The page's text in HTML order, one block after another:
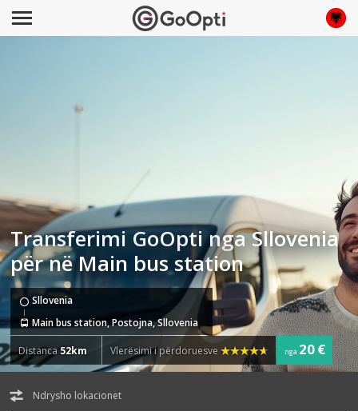
Transferimi GoOpti nga Sllovenia
për në Main bus station
Sllovenia
Main bus station, Postojna, Sllovenia
Distanca52km Vlerësimi i përdoruesve nga 20 €
Ndrysho lokacionet